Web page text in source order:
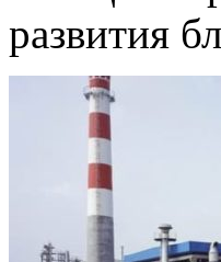
развития